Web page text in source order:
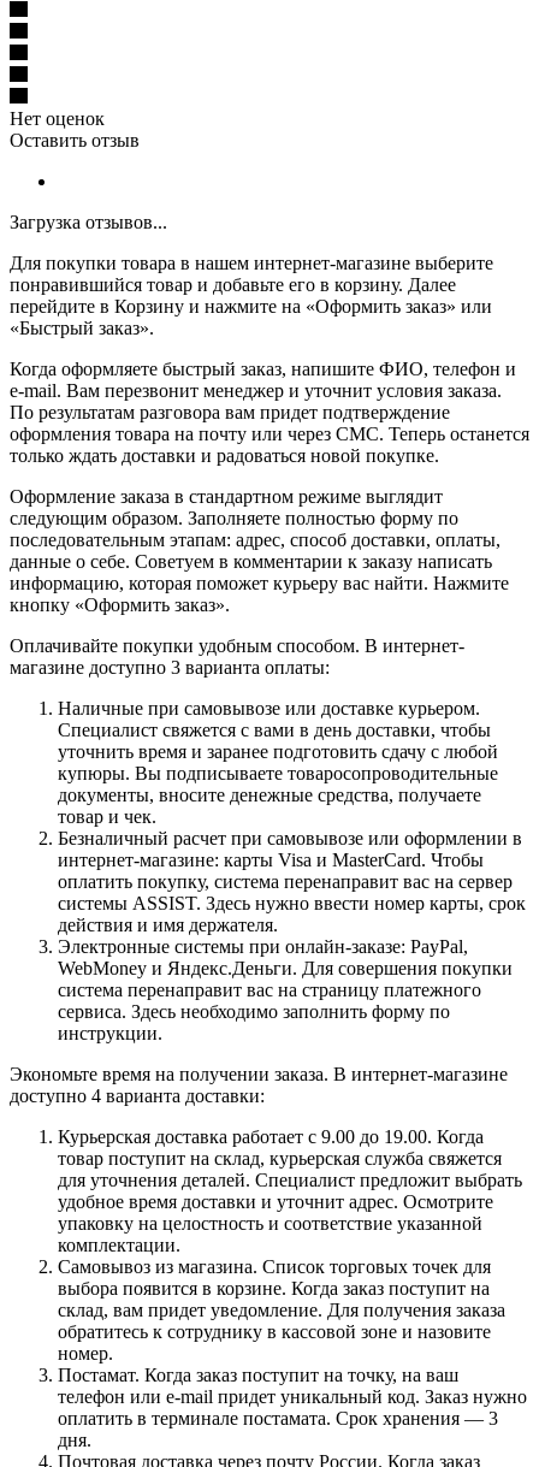
Нет оценок
Оставить отзыв
Загрузка отзывов...
Для покупки товара в нашем интернет-магазине выберите
понравившийся товар и добавьте его в корзину. Далее
перейдите в Корзину и нажмите на «Оформить заказ» или
«Быстрый заказ».
Когда оформляете быстрый заказ, напишите ФИО, телефон и
e-mail. Вам перезвонит менеджер и уточнит условия заказа.
По результатам разговора вам придет подтверждение
оформления товара на почту или через СМС. Теперь останется
только ждать доставки и радоваться новой покупке.
Оформление заказа в стандартном режиме выглядит
следующим образом. Заполняете полностью форму по
последовательным этапам: адрес, способ доставки, оплаты,
данные о себе. Советуем в комментарии к заказу написать
информацию, которая поможет курьеру вас найти. Нажмите
кнопку «Оформить заказ».
Оплачивайте покупки удобным способом. В интернет-
магазине доступно 3 варианта оплаты:
Наличные при самовывозе или доставке курьером.
Специалист свяжется с вами в день доставки, чтобы
уточнить время и заранее подготовить сдачу с любой
купюры. Вы подписываете товаросопроводительные
документы, вносите денежные средства, получаете
товар и чек.
Безналичный расчет при самовывозе или оформлении в
интернет-магазине: карты Visa и MasterCard. Чтобы
оплатить покупку, система перенаправит вас на сервер
системы ASSIST. Здесь нужно ввести номер карты, срок
действия и имя держателя.
Электронные системы при онлайн-заказе: PayPal,
WebMoney и Яндекс.Деньги. Для совершения покупки
система перенаправит вас на страницу платежного
сервиса. Здесь необходимо заполнить форму по
инструкции.
Экономьте время на получении заказа. В интернет-магазине
доступно 4 варианта доставки:
Курьерская доставка работает с 9.00 до 19.00. Когда
товар поступит на склад, курьерская служба свяжется
для уточнения деталей. Специалист предложит выбрать
удобное время доставки и уточнит адрес. Осмотрите
упаковку на целостность и соответствие указанной
комплектации.
Самовывоз из магазина. Список торговых точек для
выбора появится в корзине. Когда заказ поступит на
склад, вам придет уведомление. Для получения заказа
обратитесь к сотруднику в кассовой зоне и назовите
номер.
Постамат. Когда заказ поступит на точку, на ваш
телефон или e-mail придет уникальный код. Заказ нужно
оплатить в терминале постамата. Срок хранения — 3
дня.
Почтовая доставка через почту России. Когда заказ